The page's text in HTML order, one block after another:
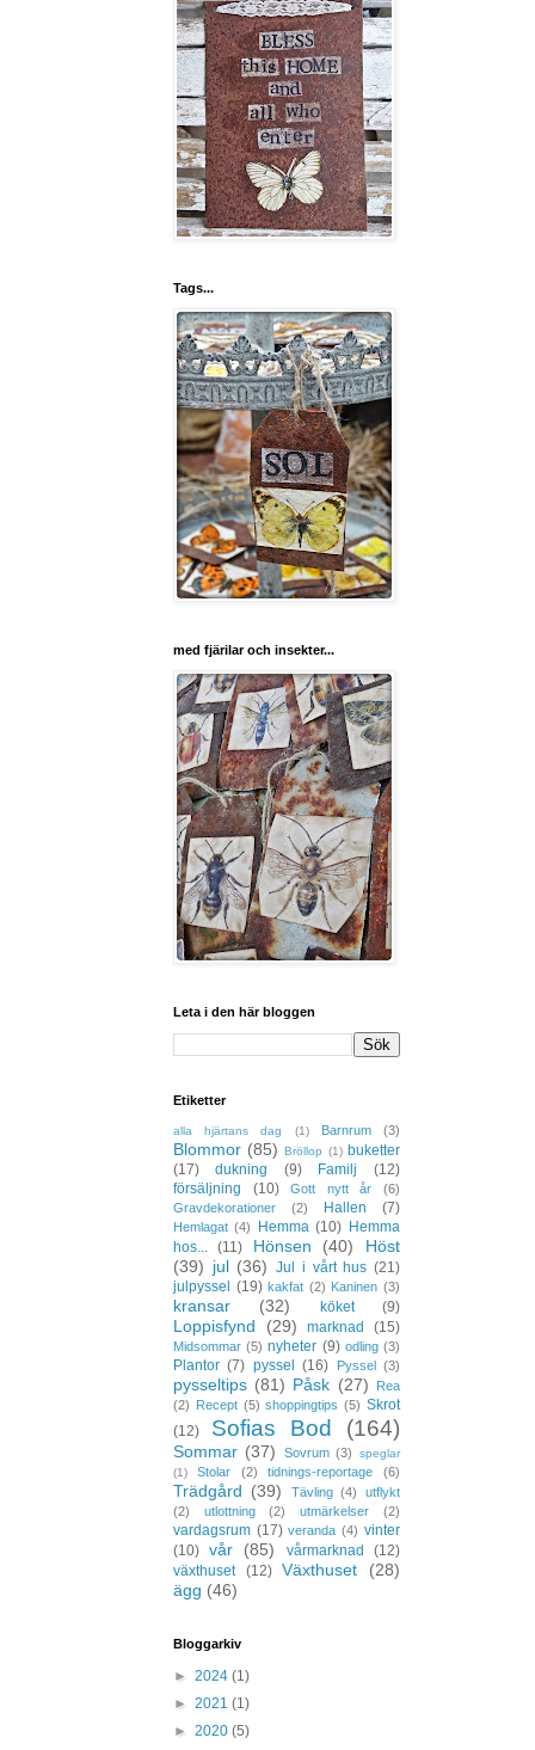
Tags...
med fjärilar och insekter...
Leta i den här bloggen
Etiketter
alla hjärtans dag (1) Barnrum (3)
Blommor (85) Bröllop (1) buketter
(17)
dukning (9) Familj
(12)
försäljning
(10) Gott nytt år
(6)
Gravdekorationer
(2) Hallen (7)
Hemlagat (4) Hemma (10) Hemma
hos...
(11) Hönsen (40)
Höst
(39) jul (36) Jul i vårt hus (21)
julpyssel
(19) kakfat (2) Kaninen (3)
kransar (32) köket (9)
Loppisfynd (29) marknad (15)
Midsommar (5) nyheter (9) odling (3)
Plantor (7) pyssel (16) Pyssel (3)
pysseltips (81) Påsk (27)
Rea
(2) Recept (5) shoppingtips (5) Skrot
(12)
Sofias Bod (164)
Sommar (37) Sovrum (3)
speglar
(1)
Stolar (2) tidnings-reportage (6)
Trädgård (39) Tävling (4)
utflykt
(2)
utlottning (2) utmärkelser (2)
vardagsrum (17) veranda (4) vinter
(10) vår (85) vårmarknad
(12)
växthuset
(12) Växthuset
(28)
ägg (46)
Bloggarkiv
► 2024 (1)
► 2021 (1)
► 2020 (5)